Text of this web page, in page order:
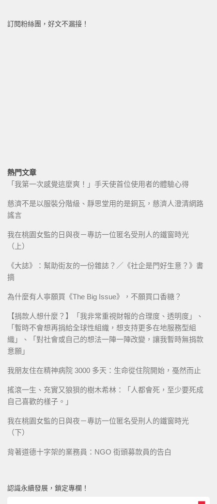
訂閱粉絲團，好文不漏接！
熱門文章
「我第一次感覺這麼爽！」手天使首位使用者的體驗心得
慈濟不是以服裝分階級、靜思堂用的是銅瓦，慈濟人澄清網路
謠言
我在桃園女監的日與夜－專訪一位匿名受刑人的鐵窗時光
（上）
《大誌》：幫助街友的一份雜誌？／《社企是門好生意？》書
摘
為什麼有人寧願買《The Big Issue》，不願買口香糖？
【捐款人想什麼？】「我非常重視財報的合理度、透明度」、
「暫時不會想再捐給全球性組織，想支持更多在地服務型組
織」、「對社會或自己的想法一陣一陣改變，讓我暫時無捐款
意願」
我朋友住在精神病院 3000 多天：生命從住院開始，戞然而止
搖滾一生、充實又狼狽的樹木希林：「人都會死，至少要死成
自己喜歡的樣子。」
我在桃園女監的日與夜－專訪一位匿名受刑人的鐵窗時光
（下）
背著道德十字架的業務員：NGO 街頭募款員的告白
認識永續發展，鎖定專欄！